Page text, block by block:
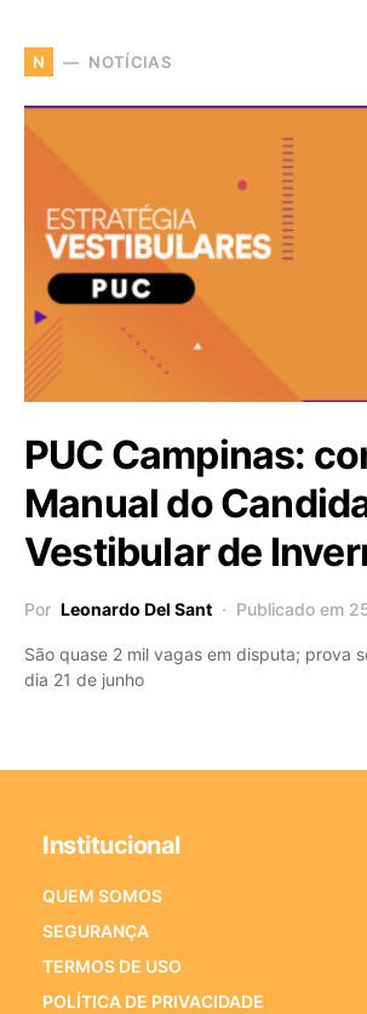
N NOTÍCIAS
PUC Campinas:
Manual do
Vestibular de
Por Leonardo Del Sant Publicado em
São quase 2 mil vagas em disputa; prova
dia 21 de junho
Institucional
QUEM SOMOS
SEGURANÇA
TERMOS DE USO
POLÍTICA DE PRIVACIDADE